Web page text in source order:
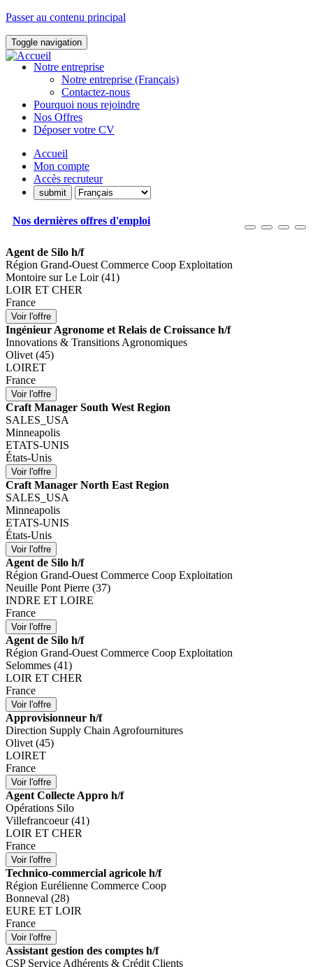
Passer au contenu principal
Toggle navigation
Notre entreprise
Notre entreprise (Français)
Contactez-nous
Pourquoi nous rejoindre
Nos Offres
Déposer votre CV
Accueil
Mon compte
Accès recruteur
Nos dernières offres d'emploi
Agent de Silo h/f
Région Grand-Ouest Commerce Coop Exploitation
Montoire sur Le Loir (41)
LOIR ET CHER
France
Ingénieur Agronome et Relais de Croissance h/f
Innovations & Transitions Agronomiques
Olivet (45)
LOIRET
France
Craft Manager South West Region
SALES_USA
Minneapolis
ETATS-UNIS
États-Unis
Craft Manager North East Region
SALES_USA
Minneapolis
ETATS-UNIS
États-Unis
Agent de Silo h/f
Région Grand-Ouest Commerce Coop Exploitation
Neuille Pont Pierre (37)
INDRE ET LOIRE
France
Agent de Silo h/f
Région Grand-Ouest Commerce Coop Exploitation
Selommes (41)
LOIR ET CHER
France
Approvisionneur h/f
Direction Supply Chain Agrofournitures
Olivet (45)
LOIRET
France
Agent Collecte Appro h/f
Opérations Silo
Villefrancoeur (41)
LOIR ET CHER
France
Technico-commercial agricole h/f
Région Eurélienne Commerce Coop
Bonneval (28)
EURE ET LOIR
France
Assistant gestion des comptes h/f
CSP Service Adhérents & Crédit Clients